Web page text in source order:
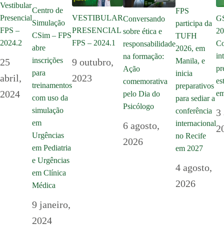
Vestibular
Presencial
FPS –
2024.2
25
abril,
2024
Centro de
Simulação
CSim – FPS
abre
inscrições
para
treinamentos
com uso da
simulação
em
Urgências
em Pediatria
e Urgências
em Clínica
Médica
9 janeiro,
2024
VESTIBULAR
PRESENCIAL
FPS – 2024.1
9 outubro,
2023
Conversando
sobre ética e
responsabilidade
na formação:
Ação
comemorativa
pelo Dia do
Psicólogo
6 agosto,
2026
FPS
participa da
TUFH
2026, em
Manila, e
inicia
preparativos
para sediar a
conferência
internacional
no Recife
em 2027
4 agosto,
2026
3